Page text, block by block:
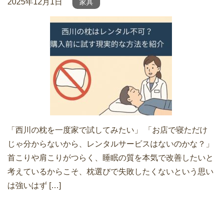
家具
「西川の枕を一度家で試してみたい」 「お店で寝ただけ
じゃ分からないから、レンタルサービスはないのかな？」
首こりや肩こりがつらく、睡眠の質を本気で改善したいと
考えているからこそ、枕選びで失敗したくないという思い
は強いはず […]